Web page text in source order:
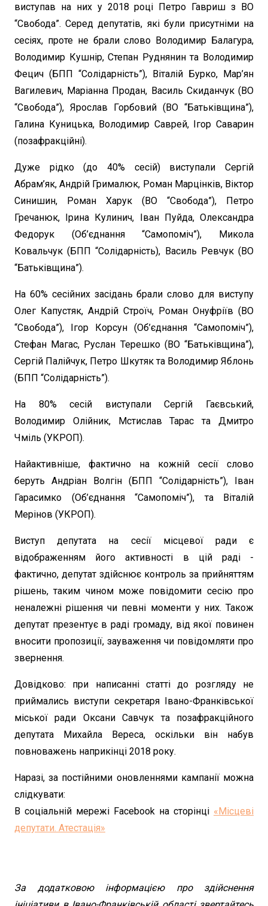
виступав на них у 2018 році Петро Гавриш з ВО
“Свобода”. Серед депутатів, які були присутніми на
сесіях, проте не брали слово Володимир Балагура,
Володимир Кушнір, Степан Руднянин та Володимир
Фецич (БПП “Солідарність”), Віталій Бурко, Мар’ян
Вагилевич, Маріанна Продан, Василь Скиданчук (ВО
“Свобода”), Ярослав Горбовий (ВО “Батьківщина”),
Галина Куницька, Володимир Саврей, Ігор Саварин
(позафракційні).
Дуже рідко (до 40% сесій) виступали Сергій
Абрам’як, Андрій Грималюк, Роман Марцінків, Віктор
Синишин, Роман Харук (ВО “Свобода”), Петро
Гречанюк, Ірина Кулинич, Іван Пуйда, Олександра
Федорук (Об’єднання “Самопоміч”), Микола
Ковальчук (БПП “Солідарність), Василь Ревчук (ВО
“Батьківщина”).
На 60% сесійних засідань брали слово для виступу
Олег Капустяк, Андрій Строїч, Роман Онуфріїв (ВО
“Свобода”), Ігор Корсун (Об’єднання “Самопоміч”),
Стефан Магас, Руслан Терешко (ВО “Батьківщина”),
Сергій Палійчук, Петро Шкутяк та Володимир Яблонь
(БПП “Солідарність”).
На 80% сесій виступали Сергій Гаєвський,
Володимир Олійник, Мстислав Тарас та Дмитро
Чміль (УКРОП).
Найактивніше, фактично на кожній сесії слово
беруть Андріан Волгін (БПП “Солідарність”), Іван
Гарасимко (Об’єднання “Самопоміч”), та Віталій
Мерінов (УКРОП).
Виступ депутата на сесії місцевої ради є
відображенням його активності в цій раді -
фактично, депутат здійснює контроль за прийняттям
рішень, таким чином може повідомити сесію про
неналежні рішення чи певні моменти у них. Також
депутат презентує в раді громаду, від якої повинен
вносити пропозиції, зауваження чи повідомляти про
звернення.
Довідково: при написанні статті до розгляду не
приймались виступи секретаря Івано-Франківської
міської ради Оксани Савчук та позафракційного
депутата Михайла Вереса, оскільки він набув
повноважень наприкінці 2018 року.
Наразі, за постійними оновленнями кампанії можна
слідкувати:
В соціальній мережі Facebook на сторінці «Місцеві
депутати. Атестація»
За додатковою інформацією про здійснення